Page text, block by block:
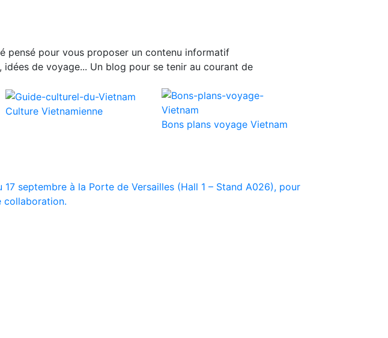
pensé pour vous proposer un contenu informatif
de voyage... Un blog pour se tenir au courant de
Culture Vietnamienne
Bons plans voyage Vietnam
septembre à la Porte de Versailles (Hall 1 – Stand A026), pour
collaboration.